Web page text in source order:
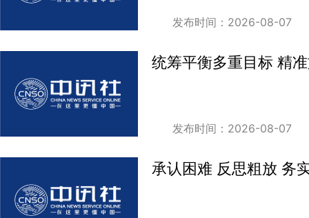
发布时间：2026-08-07
统筹平衡多重目标 精
发布时间：2026-08-07
承认困难 反思粗放 务